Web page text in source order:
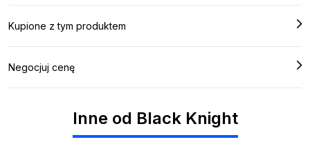
Kupione z tym produktem
Negocjuj cenę
Inne od Black Knight